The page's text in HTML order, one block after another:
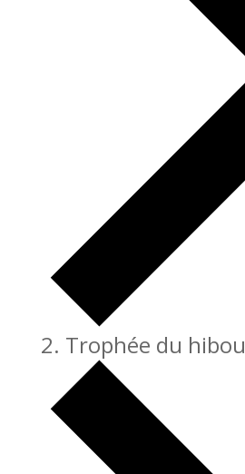
Trophée du hibou